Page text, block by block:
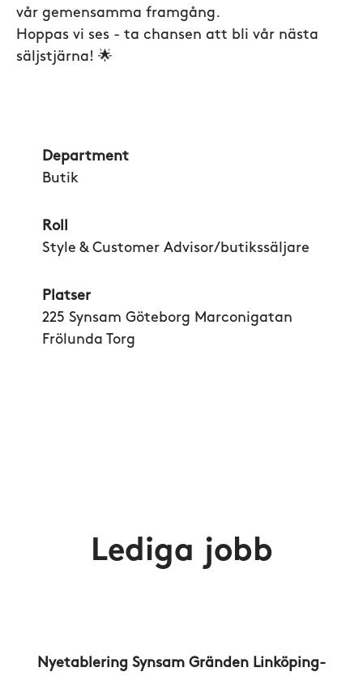
vår gemensamma framgång.
Hoppas vi ses - ta chansen att bli vår nästa
säljstjärna! 🌟
Department
Butik
Roll
Style & Customer Advisor/butikssäljare
Platser
225 Synsam Göteborg Marconigatan
Frölunda Torg
Lediga jobb
Nyetablering Synsam Gränden Linköping-